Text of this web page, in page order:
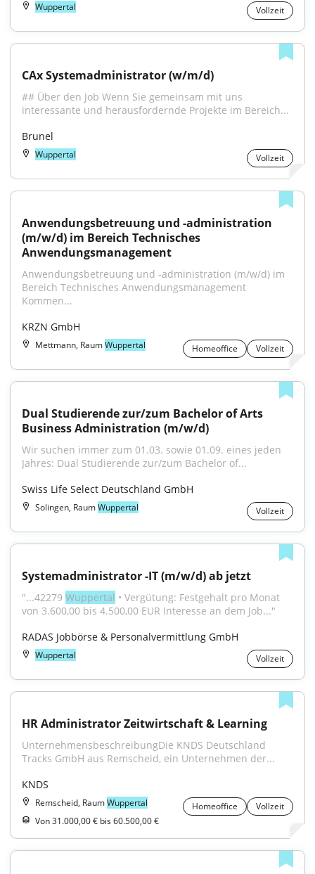
Wuppertal Vollzeit
CAx Systemadministrator (w/m/d)
## Über den Job Wenn Sie gemeinsam mit uns
interessante und herausfordernde Projekte im Bereich...
Brunel
Wuppertal Vollzeit
Anwendungsbetreuung und -administration
(m/w/d) im Bereich Technisches
Anwendungsmanagement
Anwendungsbetreuung und -administration (m/w/d) im
Bereich Technisches Anwendungsmanagement
Kommen...
KRZN GmbH
Mettmann, RaumWuppertal Homeoffice Vollzeit
Dual Studierende zur/zum Bachelor of Arts
Business Administration (m/w/d)
Wir suchen immer zum 01.03. sowie 01.09. eines jeden
Jahres: Dual Studierende zur/zum Bachelor of...
Swiss Life Select Deutschland GmbH
Solingen, RaumWuppertal Vollzeit
Systemadministrator -IT (m/w/d) ab jetzt
"...42279 Wuppertal • Vergütung: Festgehalt pro Monat
von 3.600,00 bis 4.500,00 EUR Interesse an dem Job..."
RADAS Jobbörse & Personalvermittlung GmbH
Wuppertal Vollzeit
HR Administrator Zeitwirtschaft & Learning
UnternehmensbeschreibungDie KNDS Deutschland
Tracks GmbH aus Remscheid, ein Unternehmen der...
KNDS
Remscheid, RaumWuppertal Homeoffice
Vollzeit
Von 31.000,00 € bis 60.500,00 €